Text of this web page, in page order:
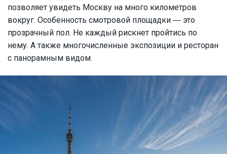
позволяет увидеть Москву на много километров
вокруг. Особенность смотровой площадки ― это
прозрачный пол. Не каждый рискнет пройтись по
нему. А также многочисленные экспозиции и ресторан
с панорамным видом.